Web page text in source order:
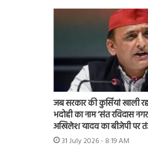
जब सरकार की कुर्सियां खाली
भदोही का नाम ‘संत रविदास
अखिलेश यादव का बीजेपी पर
31 July 2026 - 8:19 AM